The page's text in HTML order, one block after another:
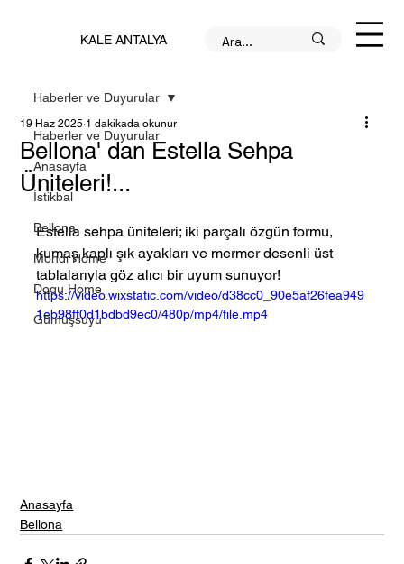
KALE ANTALYA
Haberler ve Duyurular
Anasayfa
İstikbal
Bellona
Mondi Home
Doqu Home
Gümüşsuyu
Haberler ve Duyurular
Bellona' dan Estella Sehpa
Üniteleri!...
19 Haz 2025 1 dakikada okunur
Estella sehpa üniteleri; iki parçalı özgün formu,
kumaş kaplı şık ayakları ve mermer desenli üst
tablalarıyla göz alıcı bir uyum sunuyor!
https://video.wixstatic.com/video/d38cc0_90e5af26fea949
1eb98ff0d1bdbd9ec0/480p/mp4/file.mp4
Anasayfa
Bellona